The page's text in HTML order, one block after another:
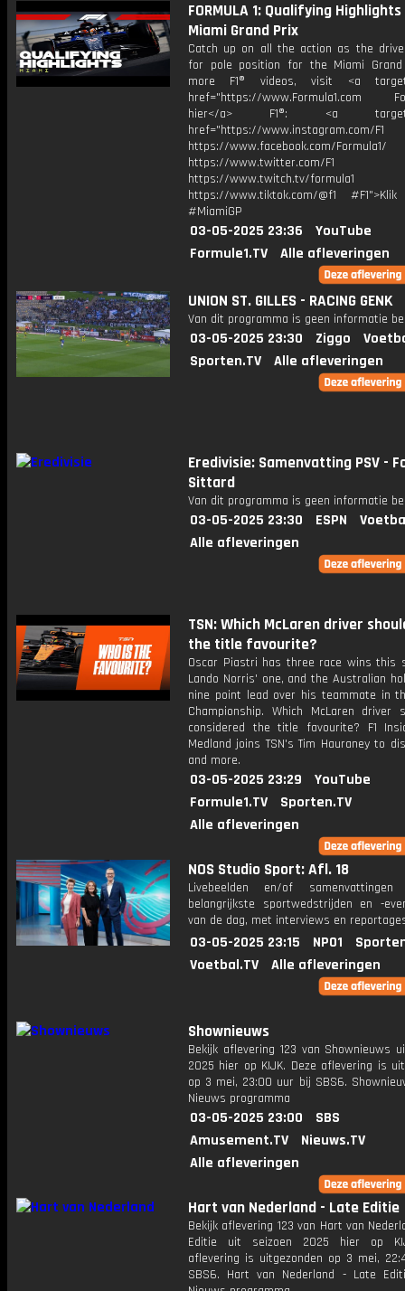
FORMULA 1: Qualifying
Miami Grand Prix
Catch up on all the action as the
for pole position for the Miami
more F1® videos, visit <a
href="https://www.Formula1.com
hier</a> F1®: <a
href="https://www.instagram.com/F1
https://www.facebook.com/Formula1/
https://www.twitter.com/F1
https://www.twitch.tv/formula1
https://www.tiktok.com/@f1
#MiamiGP
03-05-2025 23:36
YouTube
Formule1.TV
Alle afleveringen
UNION ST. GILLES - RACING GENK
Van dit programma is geen informatie
03-05-2025 23:30 Ziggo
Sporten.TV
Alle afleveringen
Eredivisie: Samenvatting PSV -
Sittard
Van dit programma is geen informatie
03-05-2025 23:30 ESPN
Alle afleveringen
TSN: Which McLaren driver
the title favourite?
Oscar Piastri has three race wins this
Lando Norris' one, and the Australian
nine point lead over his teammate in
Championship. Which McLaren driver
considered the title favourite? F1
Medland joins TSN's Tim Hauraney to
and more.
03-05-2025 23:29
YouTube
Formule1.TV
Sporten.TV
Alle afleveringen
NOS Studio Sport: Afl. 18
Livebeelden en/of
belangrijkste sportwedstrijden en -
van de dag, met interviews en
03-05-2025 23:15 NPO1
Voetbal.TV
Alle afleveringen
Shownieuws
Bekijk aflevering 123 van Shownieuws
2025 hier op KIJK. Deze aflevering is
op 3 mei, 23:00 uur bij SBS6.
Nieuws programma
03-05-2025 23:00
SBS
Amusement.TV
Nieuws.TV
Alle afleveringen
Hart van Nederland - Late Editie
Bekijk aflevering 123 van Hart van
Editie uit seizoen 2025 hier op
aflevering is uitgezonden op 3 mei,
SBS6. Hart van Nederland - Late